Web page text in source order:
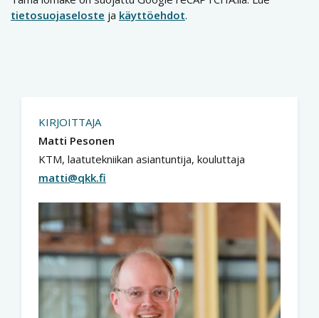
tietosuojaseloste ja käyttöehdot.
KIRJOITTAJA
Matti Pesonen
KTM, laatutekniikan asiantuntija, kouluttaja
matti@qkk.fi